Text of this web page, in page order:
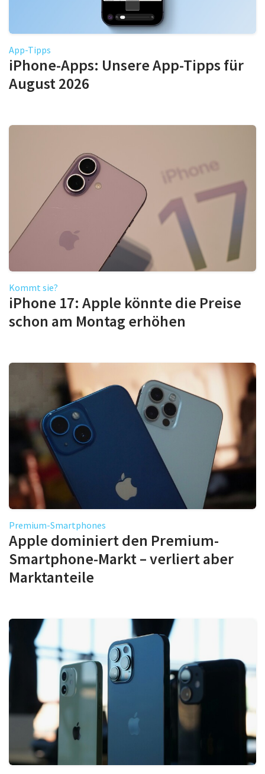
App-Tipps
iPhone-Apps: Unsere App-Tipps für
August 2026
Kommt sie?
iPhone 17: Apple könnte die Preise
schon am Montag erhöhen
Premium-Smartphones
Apple dominiert den Premium-
Smartphone-Markt – verliert aber
Marktanteile